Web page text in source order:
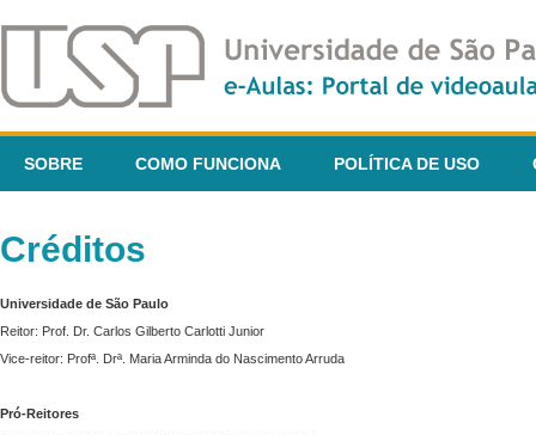
SOBRE COMO FUNCIONA POLÍTICA DE USO
Créditos
Universidade de São Paulo
Reitor: Prof. Dr. Carlos Gilberto Carlotti Junior
Vice-reitor: Profª. Drª. Maria Arminda do Nascimento Arruda
Pró-Reitores